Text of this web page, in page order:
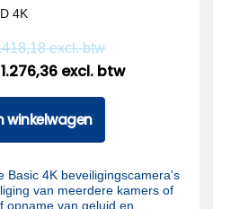
4K
excl. btw
1.276,36 excl. btw
winkelwagen